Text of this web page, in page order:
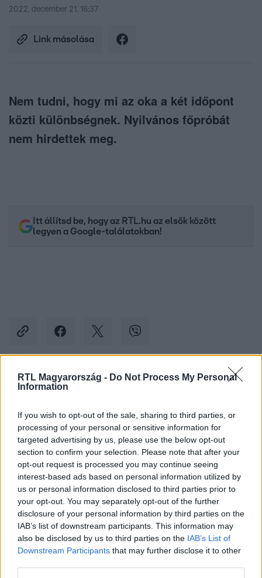
RTL Magyarország - Do Not Process My Personal
Information
If you wish to opt-out of the sale, sharing to third parties, or
processing of your personal or sensitive information for
targeted advertising by us, please use the below opt-out
section to confirm your selection. Please note that after your
opt-out request is processed you may continue seeing
interest-based ads based on personal information utilized by
us or personal information disclosed to third parties prior to
your opt-out. You may separately opt-out of the further
disclosure of your personal information by third parties on the
IAB’s list of downstream participants. This information may
also be disclosed by us to third parties on the IAB’s List of
Downstream Participants that may further disclose it to other
2022. december 21. 16:37
Link másolása
Nem tudni, hogy mi az oka a két időpont
közti különbségnek. Nyilvános főpróbát
nem hirdettek meg.
Itt állítsd be, hogy az RTL.hu az elsők között
legyen a Google-találatokban!
Kövess minket, és értesülj a friss hírekről a
Követem
BELFÖLD MÁGA ZOLTÁN #PEDAGÓGUSOK
#PEDAGÓGUSOK DEMOKRATIKUS SZAKSZERVEZETE
#KONCERT